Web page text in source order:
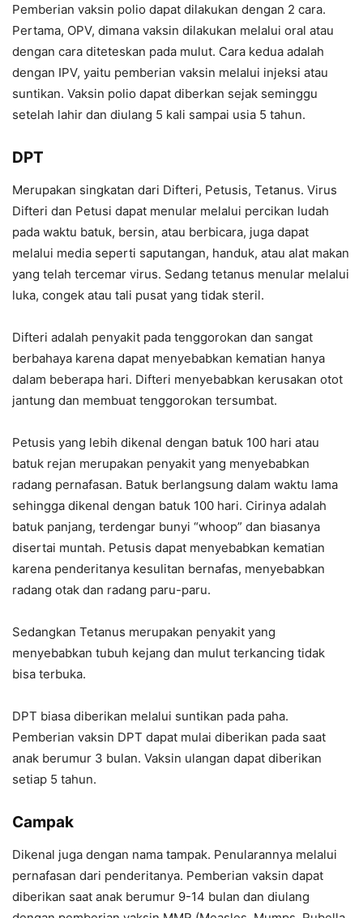
Pemberian vaksin polio dapat dilakukan dengan 2 cara.
Pertama, OPV, dimana vaksin dilakukan melalui oral atau
dengan cara diteteskan pada mulut. Cara kedua adalah
dengan IPV, yaitu pemberian vaksin melalui injeksi atau
suntikan. Vaksin polio dapat diberkan sejak seminggu
setelah lahir dan diulang 5 kali sampai usia 5 tahun.
DPT
Merupakan singkatan dari Difteri, Petusis, Tetanus. Virus
Difteri dan Petusi dapat menular melalui percikan ludah
pada waktu batuk, bersin, atau berbicara, juga dapat
melalui media seperti saputangan, handuk, atau alat makan
yang telah tercemar virus. Sedang tetanus menular melalui
luka, congek atau tali pusat yang tidak steril.
Difteri adalah penyakit pada tenggorokan dan sangat
berbahaya karena dapat menyebabkan kematian hanya
dalam beberapa hari. Difteri menyebabkan kerusakan otot
jantung dan membuat tenggorokan tersumbat.
Petusis yang lebih dikenal dengan batuk 100 hari atau
batuk rejan merupakan penyakit yang menyebabkan
radang pernafasan. Batuk berlangsung dalam waktu lama
sehingga dikenal dengan batuk 100 hari. Cirinya adalah
batuk panjang, terdengar bunyi “whoop” dan biasanya
disertai muntah. Petusis dapat menyebabkan kematian
karena penderitanya kesulitan bernafas, menyebabkan
radang otak dan radang paru-paru.
Sedangkan Tetanus merupakan penyakit yang
menyebabkan tubuh kejang dan mulut terkancing tidak
bisa terbuka.
DPT biasa diberikan melalui suntikan pada paha.
Pemberian vaksin DPT dapat mulai diberikan pada saat
anak berumur 3 bulan. Vaksin ulangan dapat diberikan
setiap 5 tahun.
Campak
Dikenal juga dengan nama tampak. Penularannya melalui
pernafasan dari penderitanya. Pemberian vaksin dapat
diberikan saat anak berumur 9-14 bulan dan diulang